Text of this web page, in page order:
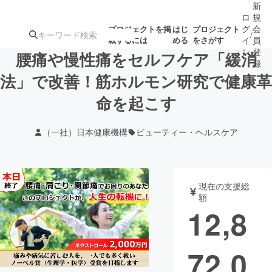
プロジェクトを掲
載するには
はじ
める
プロジェクト
をさがす
注目の新着プロ 募集終了が近いプ
ロジェクト
テクノロジー・ガジェット
映像・映画 書籍・雑誌
ビジネス・起業 チャレンジ
ロ
グ
イ
ン
/
新
規
会
員
登
録
腰痛や慢性痛をセルフケア「緩消
法」で改善！筋ホルモン研究で健康革
命を起こす
（一社）日本健康機構 ビューティー・ヘルスケア
現在の支援総
額
12,8